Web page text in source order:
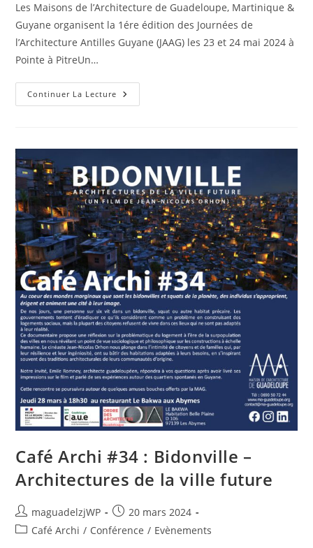
Les Maisons de l’Architecture de Guadeloupe, Martinique &
Guyane organisent la 1ére édition des Journées de
l’Architecture Antilles Guyane (JAAG) les 23 et 24 mai 2024 à
Pointe à PitreUn…
Continuer La Lecture Journées
De
23
24
Mai
2024
Café Archi #34 : Bidonville –
Architectures de la ville future
Auteur/autrice
de
maguadelzjWP
Publication
publiée :
20 mars 2024
PostCafé Archi / Conférence / Evènements